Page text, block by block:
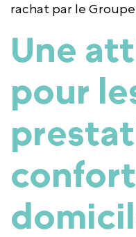
rachat par le
Une
pour